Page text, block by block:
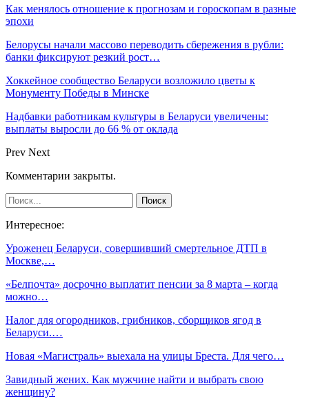
Как менялось отношение к прогнозам и гороскопам в разные
эпохи
Белорусы начали массово переводить сбережения в рубли:
банки фиксируют резкий рост…
Хоккейное сообщество Беларуси возложило цветы к
Монументу Победы в Минске
Надбавки работникам культуры в Беларуси увеличены:
выплаты выросли до 66 % от оклада
Prev Next
Комментарии закрыты.
Интересное:
Уроженец Беларуси, совершивший смертельное ДТП в
Москве,…
«Белпочта» досрочно выплатит пенсии за 8 марта – когда
можно…
Налог для огородников, грибников, сборщиков ягод в
Беларуси.…
Новая «Магистраль» выехала на улицы Бреста. Для чего…
Завидный жених. Как мужчине найти и выбрать свою
женщину?